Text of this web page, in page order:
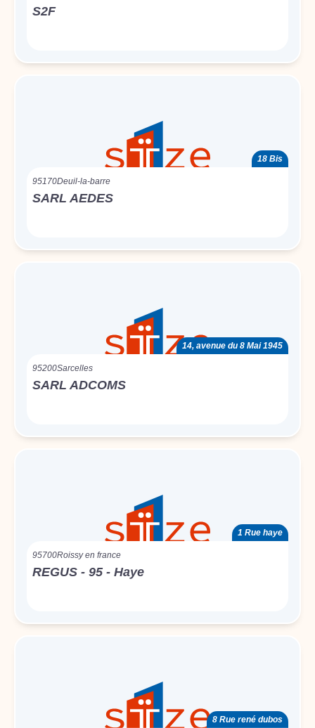
S2F
18 Bis
95170Deuil-la-barre
SARL AEDES
14, avenue du 8 Mai 1945
95200Sarcelles
SARL ADCOMS
1 Rue haye
95700Roissy en france
REGUS - 95 - Haye
8 Rue rené dubos